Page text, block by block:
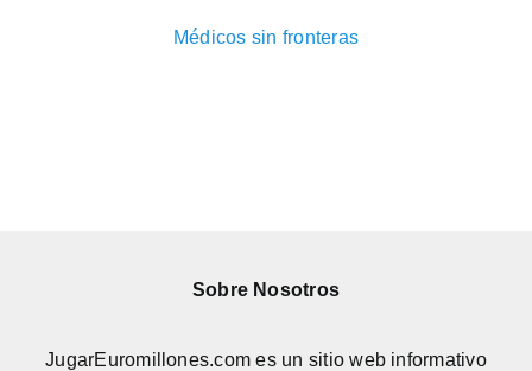
Médicos sin fronteras
Sobre Nosotros
JugarEuromillones.com es un sitio web informativo